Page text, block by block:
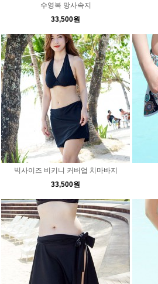
수영복 망사속지
33,500원
빅사이즈 비키니 커버업 치마바지
33,500원